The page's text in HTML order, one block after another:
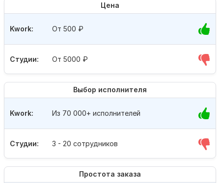
Цена
Студии: От 5000 ₽
Kwork: От 500 ₽
Выбор исполнителя
Студии: 3 - 20 сотрудников
Kwork: Из 70 000+ исполнителей
Простота заказа